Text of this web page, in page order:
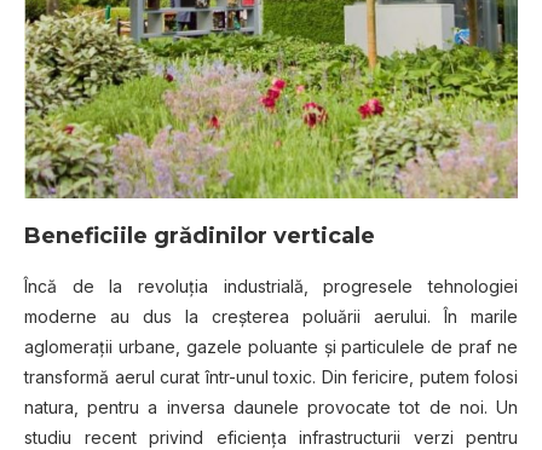
Beneficiile grădinilor verticale
Încă de la revoluţia industrială, progresele tehnologiei
moderne au dus la creşterea poluării aerului. În marile
aglomeraţii urbane, gazele poluante şi particulele de praf ne
transformă aerul curat într-unul toxic. Din fericire, putem folosi
natura, pentru a inversa daunele provocate tot de noi. Un
studiu recent privind eficienţa infrastructurii verzi pentru